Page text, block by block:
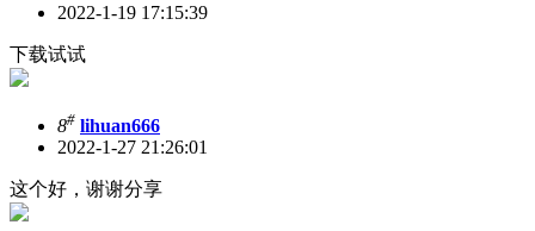
2022-1-19 17:15:39
下载试试
8# lihuan666
2022-1-27 21:26:01
这个好，谢谢分享